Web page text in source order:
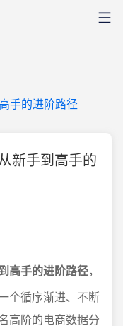
手的进阶路径
新手到高手的
高手的进阶路径，
个循序渐进、不断
高阶的电商数据分